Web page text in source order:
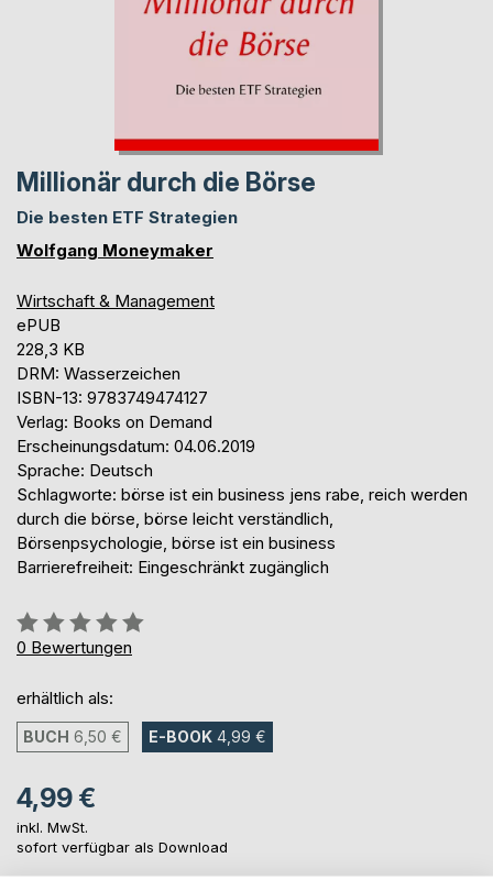
Millionär durch die Börse
Die besten ETF Strategien
Wolfgang Moneymaker
Wirtschaft & Management
ePUB
228,3 KB
DRM: Wasserzeichen
ISBN-13: 9783749474127
Verlag: Books on Demand
Erscheinungsdatum: 04.06.2019
Sprache: Deutsch
Schlagworte: börse ist ein business jens rabe, reich werden
durch die börse, börse leicht verständlich,
Börsenpsychologie, börse ist ein business
Barrierefreiheit: Eingeschränkt zugänglich
Bewertung::
0%
0 Bewertungen
erhältlich als:
BUCH 6,50 € E-BOOK 4,99 €
4,99 €
inkl. MwSt.
sofort verfügbar als Download